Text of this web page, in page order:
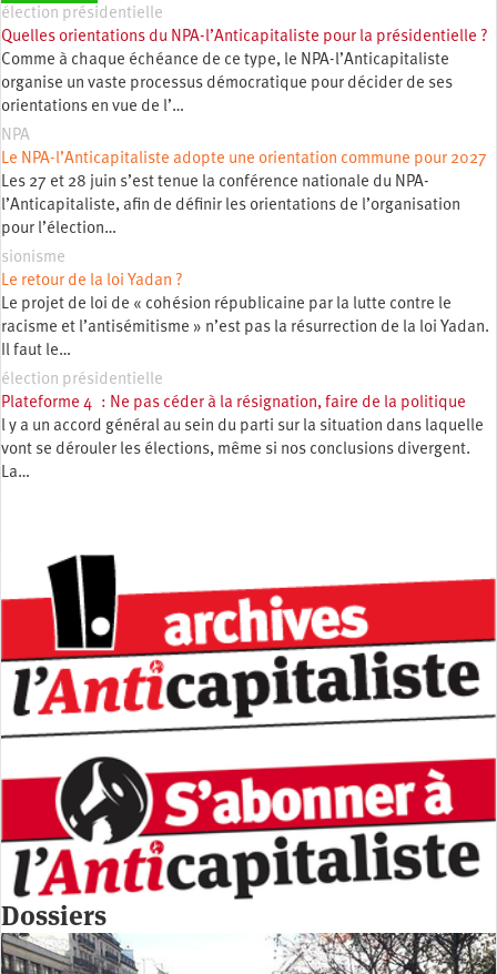
élection présidentielle
Quelles orientations du NPA-l’Anticapitaliste pour la présidentielle ?
Comme à chaque échéance de ce type, le NPA-l’Anticapitaliste
organise un vaste processus démocratique pour décider de ses
orientations en vue de l’…
NPA
Le NPA-l’Anticapitaliste adopte une orientation commune pour 2027
Les 27 et 28 juin s’est tenue la conférence nationale du NPA-
l’Anticapitaliste, afin de définir les orientations de l’organisation
pour l’élection…
sionisme
Le retour de la loi Yadan ?
Le projet de loi de « cohésion républicaine par la lutte contre le
racisme et l’antisémitisme » n’est pas la résurrection de la loi Yadan.
Il faut le…
élection présidentielle
Plateforme 4 : Ne pas céder à la résignation, faire de la politique
l y a un accord général au sein du parti sur la situation dans laquelle
vont se dérouler les élections, même si nos conclusions divergent.
La…
Dossiers